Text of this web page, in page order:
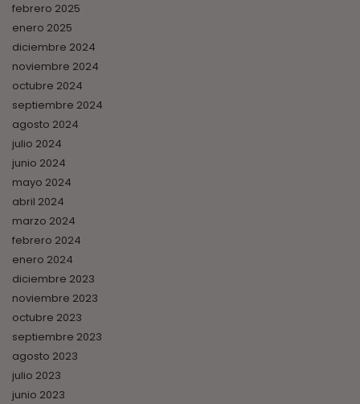
febrero 2025
enero 2025
diciembre 2024
noviembre 2024
octubre 2024
septiembre 2024
agosto 2024
julio 2024
junio 2024
mayo 2024
abril 2024
marzo 2024
febrero 2024
enero 2024
diciembre 2023
noviembre 2023
octubre 2023
septiembre 2023
agosto 2023
julio 2023
junio 2023